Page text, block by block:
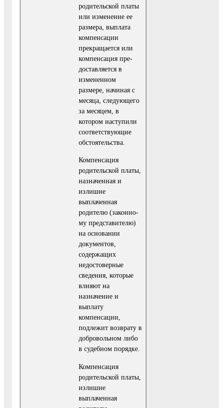
родитель­ской платы
или изменение ее
размера, выплата
компенсации
прекращается или
компенсация пре­
доставляется в
измененном
размере, начиная с
месяца, следующего
за месяцем, в
котором насту­пили
соответствующие
обстоятельства.
Компенсация
родительской платы,
назначенная и
излишне
выплаченная
родителю (законно­
му представителю)
на основании
документов,
содержащих
недостоверные
сведения, которые
влияют на
назначение и
выплату
компенсации,
подлежит возврату в
добровольном либо
в судеб­ном порядке.
Компенсация
родительской платы,
излишне
выплаченная